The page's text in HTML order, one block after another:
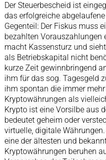
Der Steuerbescheid ist
das erfolgreiche
Gegenteil: Der Fiskus muss
bezahlten Vorauszahlungen
macht Kassensturz und
als Betriebskapital nicht
kurze Zeit gewinnbringend
ihm für das sog. Tagesgeld
ihm spontan die immer
Kryptowährungen als
Krypto ist eine Vorsilbe aus
bedeutet geheim oder
virtuelle, digitale
eine der ältesten und
Kryptowährungen beruhen